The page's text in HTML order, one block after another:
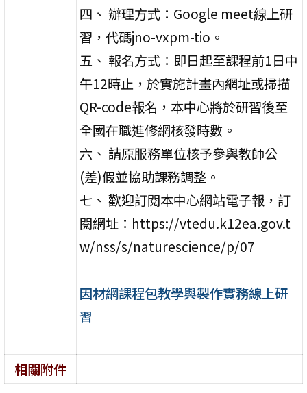
四、 辦理方式：Google meet線上研
習，代碼jno-vxpm-tio。
五、 報名方式：即日起至課程前1日中
午12時止，於實施計畫內網址或掃描
QR-code報名，本中心將於研習後至
全國在職進修網核發時數。
六、 請原服務單位核予參與教師公
(差)假並協助課務調整。
七、 歡迎訂閱本中心網站電子報，訂
閱網址：https://vtedu.k12ea.gov.t
w/nss/s/naturescience/p/07
因材網課程包教學與製作實務線上研
習
相關附件